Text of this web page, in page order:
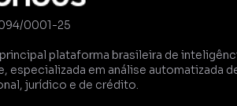
0001-25
plataforma brasileira de
especializada em análise automatizada
jurídico e de crédito.